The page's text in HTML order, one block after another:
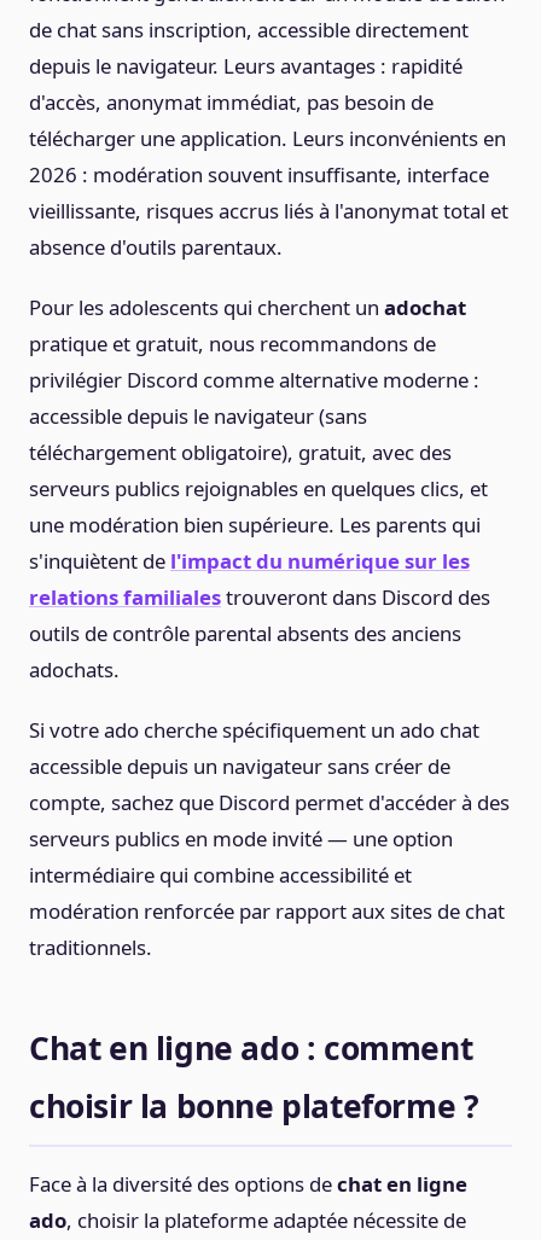
de chat sans inscription, accessible directement
depuis le navigateur. Leurs avantages : rapidité
d'accès, anonymat immédiat, pas besoin de
télécharger une application. Leurs inconvénients en
2026 : modération souvent insuffisante, interface
vieillissante, risques accrus liés à l'anonymat total et
absence d'outils parentaux.
Pour les adolescents qui cherchent un adochat
pratique et gratuit, nous recommandons de
privilégier Discord comme alternative moderne :
accessible depuis le navigateur (sans
téléchargement obligatoire), gratuit, avec des
serveurs publics rejoignables en quelques clics, et
une modération bien supérieure. Les parents qui
s'inquiètent de l'impact du numérique sur les
relations familialestrouveront dans Discord des
outils de contrôle parental absents des anciens
adochats.
Si votre ado cherche spécifiquement un ado chat
accessible depuis un navigateur sans créer de
compte, sachez que Discord permet d'accéder à des
serveurs publics en mode invité — une option
intermédiaire qui combine accessibilité et
modération renforcée par rapport aux sites de chat
traditionnels.
Chat en ligne ado : comment
choisir la bonne plateforme ?
Face à la diversité des options dechat en ligne
ado, choisir la plateforme adaptée nécessite de